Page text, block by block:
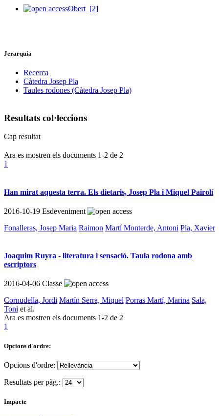
Obert [2]
Jerarquia
Recerca
Càtedra Josep Pla
Taules rodones (Càtedra Josep Pla)
Resultats col·leccions
Cap resultat
Ara es mostren els documents 1-2 de 2
1
Han mirat aquesta terra. Els dietaris, Josep Pla i Miquel Pairolí
2016-10-19 Esdeveniment
Fonalleras, Josep Maria Raimon Martí Monterde, Antoni Pla, Xavier
Joaquim Ruyra - literatura i sensació. Taula rodona amb
escriptors
2016-04-06 Classe
Cornudella, Jordi Martín Serra, Miquel Porras Martí, Marina Sala,
Toni et al.
Ara es mostren els documents 1-2 de 2
1
Opcions d'ordre:
Opcions d'ordre:
Resultats per pàg.:
Impacte